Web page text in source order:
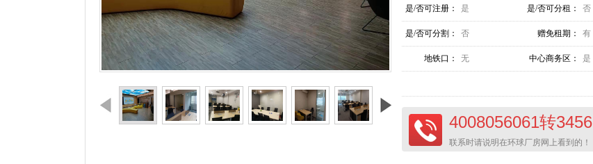
是/否可注册： 是 是/否可分租： 否
是/否可分割： 否 赠免租期： 有
地铁口： 无 中心商务区： 是
4008056061转3456
联系时请说明在环球厂房网上看到的！